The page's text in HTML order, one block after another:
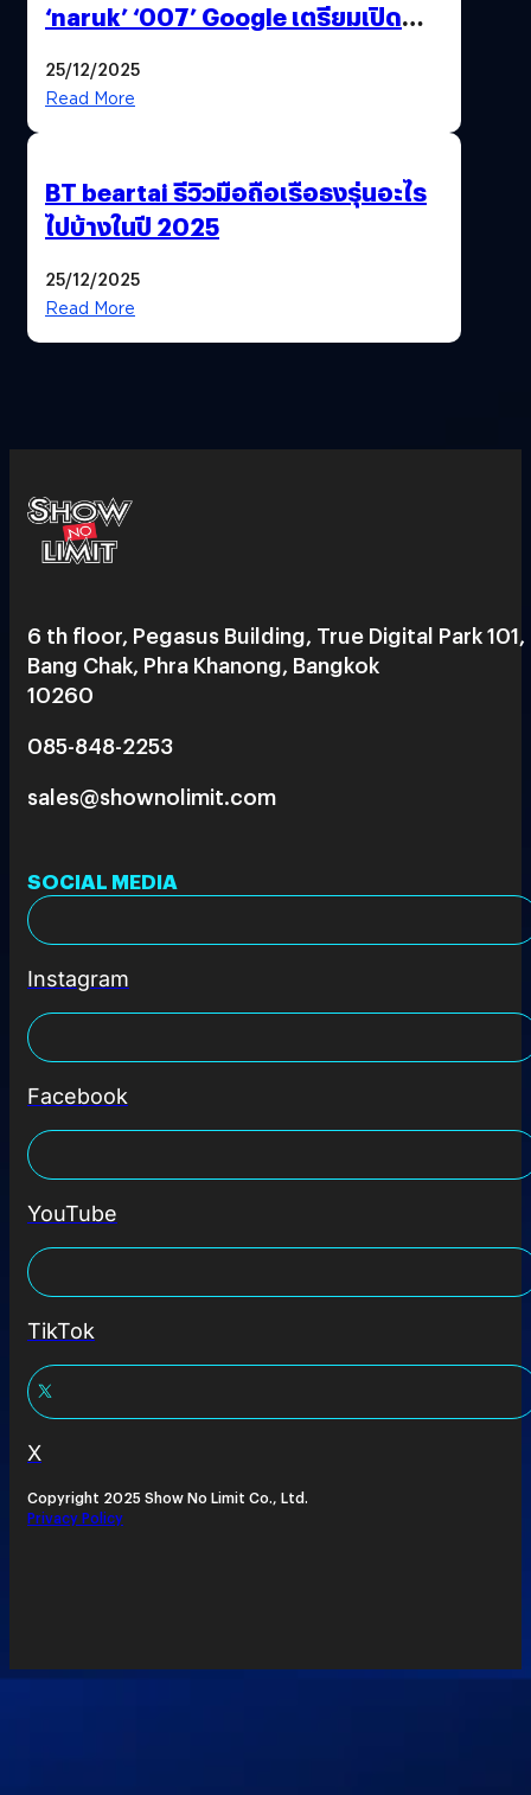
‘naruk’ ‘007’ Google เตรียมเปิด
25/12/2025
Read More
BT beartai รีวิวมือถือเรือธงรุ่นอะไร
ไปบ้างในปี 2025
25/12/2025
Read More
6 th floor, Pegasus Building, True Digital Park 101,
Bang Chak, Phra Khanong, Bangkok
10260
085-848-2253
sales@shownolimit.com
SOCIAL MEDIA
Instagram
Facebook
YouTube
TikTok
X
Copyright 2025 Show No Limit Co., Ltd.
Privacy Policy